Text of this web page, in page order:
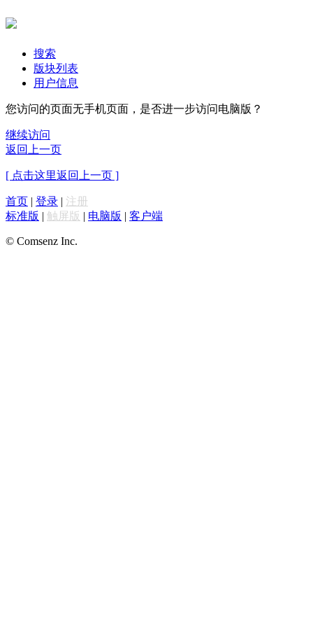
搜索
版块列表
用户信息
您访问的页面无手机页面，是否进一步访问电脑版？
继续访问
返回上一页
[ 点击这里返回上一页 ]
首页 | 登录 | 注册
标准版 | 触屏版 | 电脑版 | 客户端
© Comsenz Inc.